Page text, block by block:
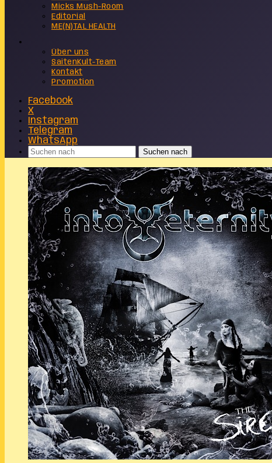
Micks Mush-Room
Editorial
ME(N)TAL HEALTH
Über uns
SaitenKult-Team
Kontakt
Promotion
Facebook
X
Instagram
Telegram
WhatsApp
Suchen nach